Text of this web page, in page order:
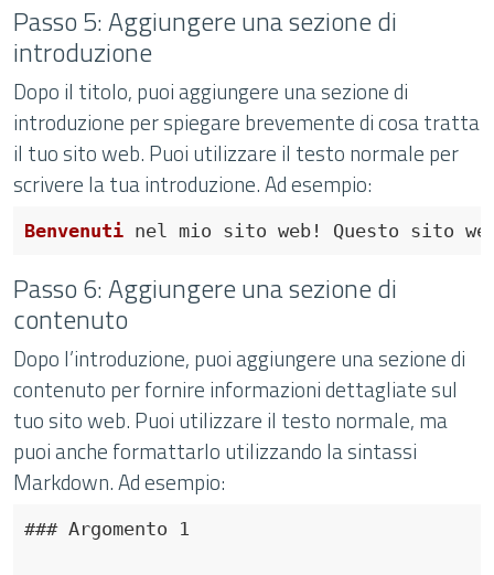
Passo 5: Aggiungere una sezione di
introduzione
Dopo il titolo, puoi aggiungere una sezione di
introduzione per spiegare brevemente di cosa tratta
il tuo sito web. Puoi utilizzare il testo normale per
scrivere la tua introduzione. Ad esempio:
Benvenuti
Passo 6: Aggiungere una sezione di
contenuto
Dopo l’introduzione, puoi aggiungere una sezione di
contenuto per fornire informazioni dettagliate sul
tuo sito web. Puoi utilizzare il testo normale, ma
puoi anche formattarlo utilizzando la sintassi
Markdown. Ad esempio:
### Argomento 1